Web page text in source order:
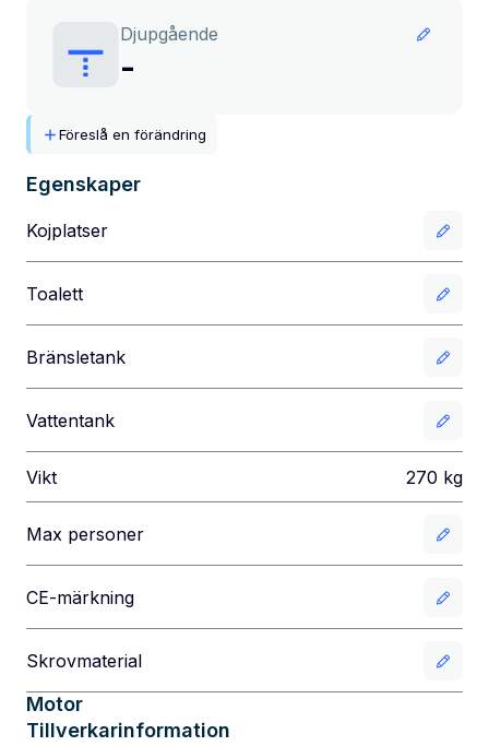
Djupgående
-
Föreslå en förändring
Egenskaper
Kojplatser
Toalett
Bränsletank
Vattentank
Vikt 270 kg
Max personer
CE-märkning
Skrovmaterial
Motor
Tillverkarinformation